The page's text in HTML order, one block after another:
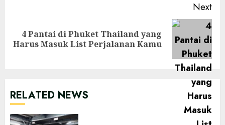
Next
Next
post:
4 Pantai di Phuket Thailand yang
Harus Masuk List Perjalanan Kamu
RELATED NEWS